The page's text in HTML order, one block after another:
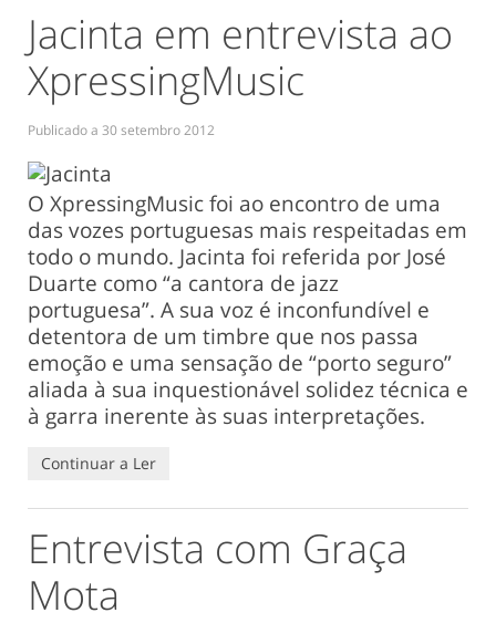
Jacinta em entrevista ao
XpressingMusic
Publicado a 30 setembro 2012
O XpressingMusic foi ao encontro de uma
das vozes portuguesas mais respeitadas em
todo o mundo. Jacinta foi referida por José
Duarte como “a cantora de jazz
portuguesa”. A sua voz é inconfundível e
detentora de um timbre que nos passa
emoção e uma sensação de “porto seguro”
aliada à sua inquestionável solidez técnica e
à garra inerente às suas interpretações.
Continuar a Ler
Entrevista com Graça
Mota